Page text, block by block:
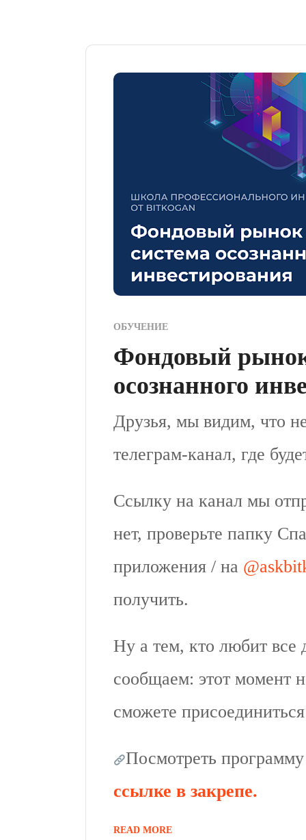
ОБУЧЕНИЕ
Фондовый
осознанного
Друзья, мы видим, что
телеграм-канал, где
Ссылку на канал мы
нет, проверьте папку
приложения / на
получить.
Ну а тем, кто любит все
сообщаем: этот момент
сможете
Посмотреть
ссылке в закрепе.
READ MORE